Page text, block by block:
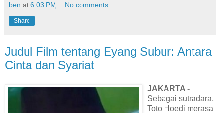
ben at 6:03 PM No comments:
Share
Judul Film tentang Eyang Subur: Antara
Cinta dan Syariat
JAKARTA -
Sebagai sutradara,
Toto Hoedi merasa